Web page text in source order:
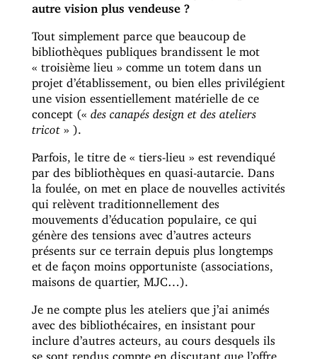
autre vision plus vendeuse ?
Tout simplement parce que beaucoup de
bibliothèques publiques brandissent le mot
« troisième lieu » comme un totem dans un
projet d’établissement, ou bien elles privilégient
une vision essentiellement matérielle de ce
concept («
des canapés design et des ateliers
tricot» ).
Parfois, le titre de « tiers-lieu » est revendiqué
par des bibliothèques en quasi-autarcie. Dans
la foulée, on met en place de nouvelles activités
qui relèvent traditionnellement des
mouvements d’éducation populaire, ce qui
génère des tensions avec d’autres acteurs
présents sur ce terrain depuis plus longtemps
et de façon moins opportuniste (associations,
maisons de quartier, MJC…).
Je ne compte plus les ateliers que j’ai animés
avec des bibliothécaires, en insistant pour
inclure d’autres acteurs, au cours desquels ils
se sont rendus compte en discutant que l’offre